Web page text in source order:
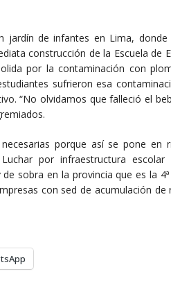
jardín de infantes en Lima,
construcción de la Escuela de
por la contaminación con
sufrieron esa
“No olvidamos que falleció el
porque así se pone en
por infraestructura
sobra en la provincia que es la
con sed de acumulación de